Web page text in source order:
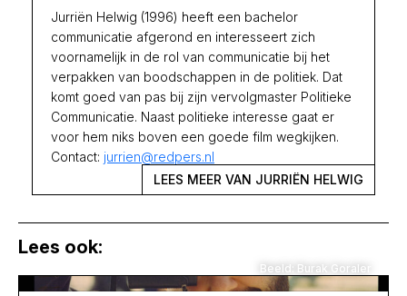
Jurriën Helwig (1996) heeft een bachelor
communicatie afgerond en interesseert zich
voornamelijk in de rol van communicatie bij het
verpakken van boodschappen in de politiek. Dat
komt goed van pas bij zijn vervolgmaster Politieke
Communicatie. Naast politieke interesse gaat er
voor hem niks boven een goede film wegkijken.
Contact: jurrien@redpers.nl
LEES MEER VAN JURRIËN HELWIG
Lees ook:
Beeld: Burak Goraler